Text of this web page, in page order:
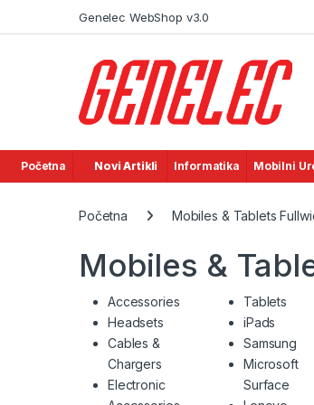
Genelec WebShop v3.0
Početna Novi Artikli Informatika Mobilni
Početna Mobiles & Tablets
Mobiles &
Accessories
Headsets
Cables &
Chargers
Electronic
Tablets
iPads
Samsung
Microsoft
Surface